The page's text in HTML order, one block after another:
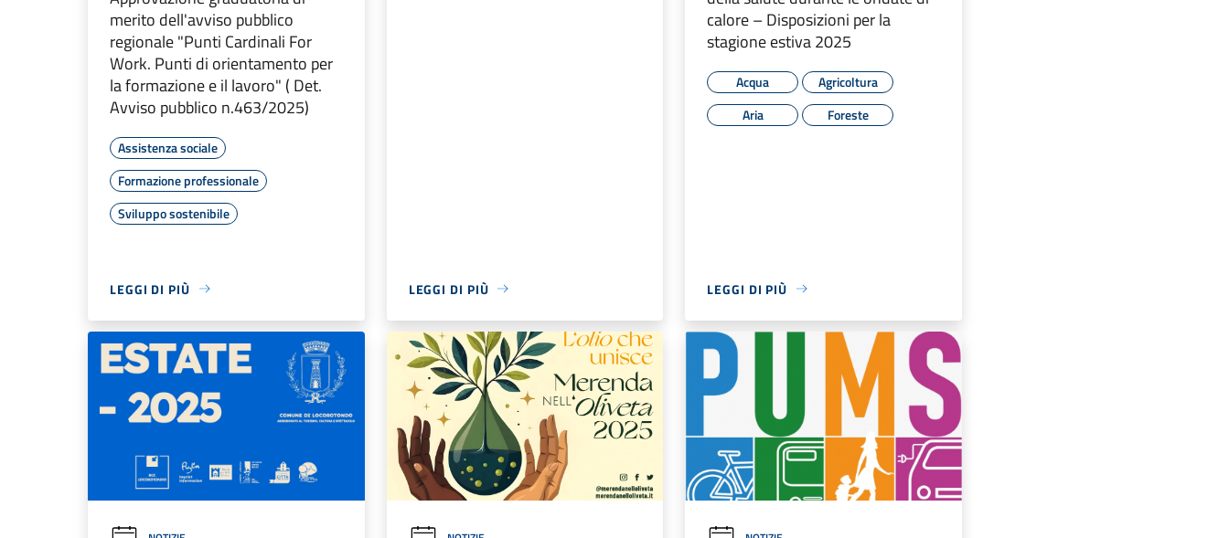
merito dell'avviso pubblico
regionale "Punti Cardinali For
Work. Punti di orientamento per
la formazione e il lavoro" ( Det.
Avviso pubblico n.463/2025)
Assistenza sociale
Formazione professionale
Sviluppo sostenibile
LEGGI DI PIÙ LEGGI DI PIÙ
calore – Disposizioni per la
stagione estiva 2025
Acqua
Agricoltura
Aria
Foreste
LEGGI DI PIÙ